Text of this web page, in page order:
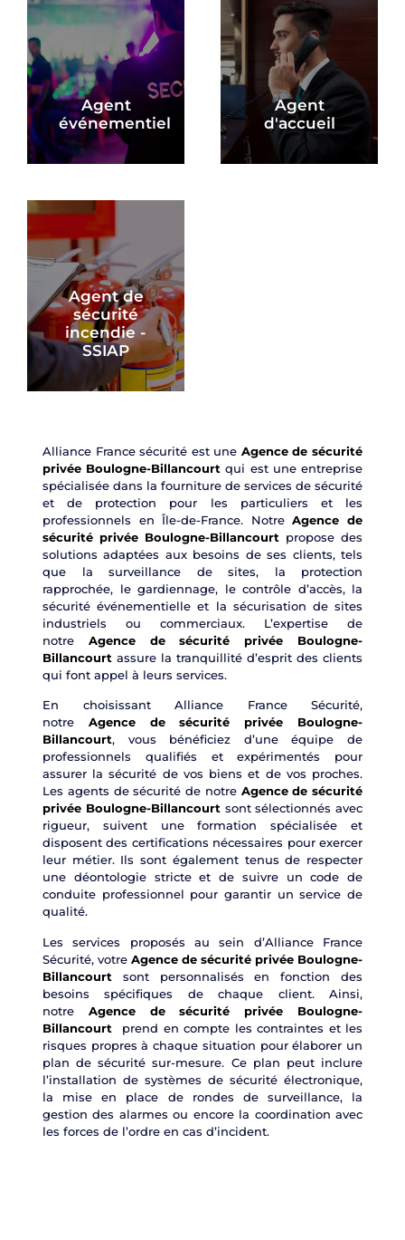
Agent
événementiel
Agent
d'accueil
Agent de
sécurité
incendie -
SSIAP
Alliance France sécurité est une Agence de sécurité
privée Boulogne-Billancourt qui est une entreprise
spécialisée dans la fourniture de services de sécurité
et de protection pour les particuliers et les
professionnels en Île-de-France. NotreAgence de
sécurité privée Boulogne-Billancourt propose des
solutions adaptées aux besoins de ses clients, tels
que la surveillance de sites, la protection
rapprochée, le gardiennage, le contrôle d’accès, la
sécurité événementielle et la sécurisation de sites
industriels ou commerciaux. L’expertise de
notre Agence de sécurité privée Boulogne-
Billancourt assure la tranquillité d’esprit des clients
qui font appel à leurs services.
En choisissant Alliance France Sécurité,
notre Agence de sécurité privée Boulogne-
Billancourt, vous bénéficiez d’une équipe de
professionnels qualifiés et expérimentés pour
assurer la sécurité de vos biens et de vos proches.
Les agents de sécurité de notre Agence de sécurité
privée Boulogne-Billancourtsont sélectionnés avec
rigueur, suivent une formation spécialisée et
disposent des certifications nécessaires pour exercer
leur métier. Ils sont également tenus de respecter
une déontologie stricte et de suivre un code de
conduite professionnel pour garantir un service de
qualité.
Les services proposés au sein d’Alliance France
Sécurité, votre Agence de sécurité privée Boulogne-
Billancourt sont personnalisés en fonction des
besoins spécifiques de chaque client. Ainsi,
notre Agence de sécurité privée Boulogne-
Billancourt prend en compte les contraintes et les
risques propres à chaque situation pour élaborer un
plan de sécurité sur-mesure. Ce plan peut inclure
l’installation de systèmes de sécurité électronique,
la mise en place de rondes de surveillance, la
gestion des alarmes ou encore la coordination avec
les forces de l’ordre en cas d’incident.